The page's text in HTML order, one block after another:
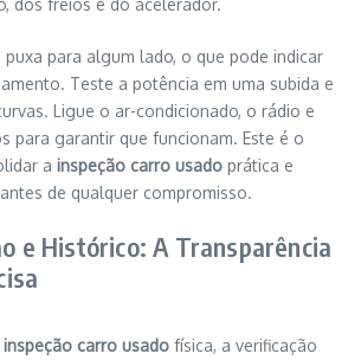
para algum lado, o que pode indicar
Teste a potência em uma subida e
Ligue o ar-condicionado, o rádio e
para garantir que funcionam. Este é o
a inspeção carro usado prática e
de qualquer compromisso.
e Histórico: A Transparência
inspeção carro usado física, a verificação